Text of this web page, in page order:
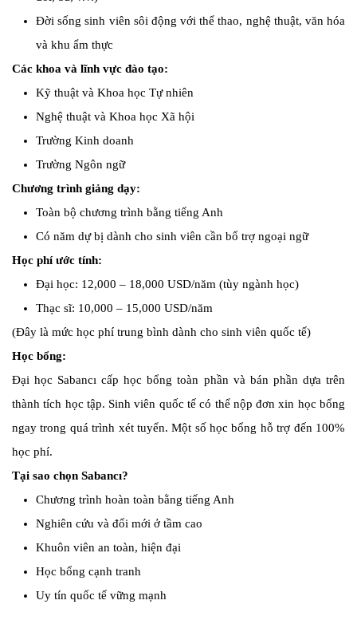
Đời sống sinh viên sôi động với thể thao, nghệ thuật, văn hóa
và khu ẩm thực
Các khoa và lĩnh vực đào tạo:
Kỹ thuật và Khoa học Tự nhiên
Nghệ thuật và Khoa học Xã hội
Trường Kinh doanh
Trường Ngôn ngữ
Chương trình giảng dạy:
Toàn bộ chương trình bằng tiếng Anh
Có năm dự bị dành cho sinh viên cần bổ trợ ngoại ngữ
Học phí ước tính:
Đại học: 12,000 – 18,000 USD/năm (tùy ngành học)
Thạc sĩ: 10,000 – 15,000 USD/năm
(Đây là mức học phí trung bình dành cho sinh viên quốc tế)
Học bổng:
Đại học Sabancı cấp học bổng toàn phần và bán phần dựa trên
thành tích học tập. Sinh viên quốc tế có thể nộp đơn xin học bổng
ngay trong quá trình xét tuyển. Một số học bổng hỗ trợ đến 100%
học phí.
Tại sao chọn Sabancı?
Chương trình hoàn toàn bằng tiếng Anh
Nghiên cứu và đổi mới ở tầm cao
Khuôn viên an toàn, hiện đại
Học bổng cạnh tranh
Uy tín quốc tế vững mạnh